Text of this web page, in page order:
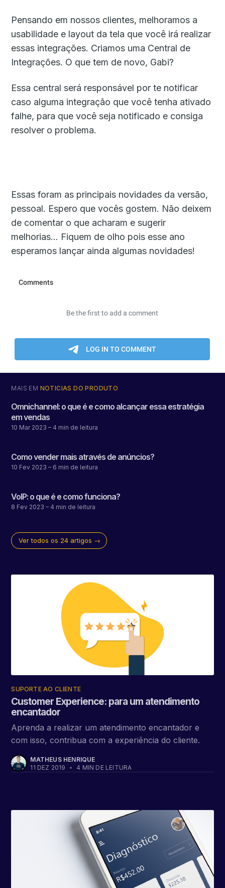
Pensando em nossos clientes, melhoramos a
usabilidade e layout da tela que você irá realizar
essas integrações. Criamos uma Central de
Integrações. O que tem de novo, Gabi?
Essa central será responsável por te notificar
caso alguma integração que você tenha ativado
falhe, para que você seja notificado e consiga
resolver o problema.
Essas foram as principais novidades da versão,
pessoal. Espero que vocês gostem. Não deixem
de comentar o que acharam e sugerir
melhorias... Fiquem de olho pois esse ano
esperamos lançar ainda algumas novidades!
MAIS EM NOTÍCIAS DO PRODUTO
Omnichannel: o que é e como alcançar essa estratégia
em vendas
10 Mar 2023 – 4 min de leitura
Como vender mais através de anúncios?
10 Fev 2023 – 6 min de leitura
VoIP: o que é e como funciona?
8 Fev 2023 – 4 min de leitura
Ver todos os 24 artigos →
SUPORTE AO CLIENTE
Customer Experience: para um atendimento
encantador
Aprenda a realizar um atendimento encantador e
com isso, contribua com a experiência do cliente.
MATHEUS HENRIQUE
11 DEZ 2019
• 4 MIN DE LEITURA